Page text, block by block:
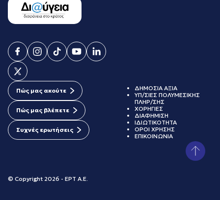
Πώς μας ακούτε
Πώς μας βλέπετε
Συχνές ερωτήσεις
© Copyright 2026 - ΕΡΤ Α.Ε.
ΔΗΜΟΣΙΑ ΑΞΙΑ
ΥΠ/ΣΙΕΣ ΠΟΛΥΜΕΣΙΚΗΣ
ΠΛΗΡ/ΣΗΣ
ΧΟΡΗΓΙΕΣ
ΔΙΑΦΗΜΙΣΗ
ΙΔΙΩΤΙΚΟΤΗΤΑ
ΟΡΟΙ ΧΡΗΣΗΣ
ΕΠΙΚΟΙΝΩΝΙΑ